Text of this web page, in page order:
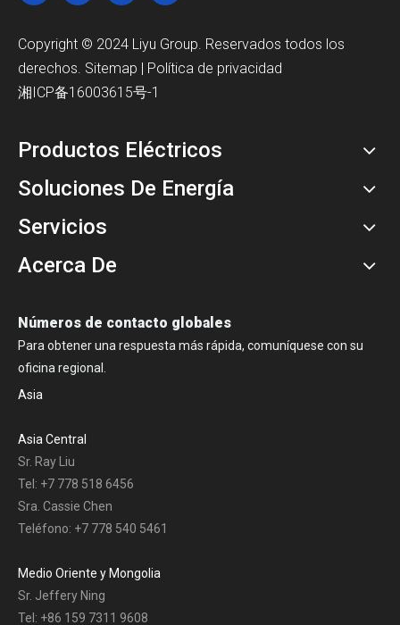
Copyright © 2024 Liyu Group. Reservados todos los
derechos. Sitemap | Política de privacidad
湘ICP备16003615号-1
Productos Eléctricos
Soluciones De Energía
Servicios
Acerca De
Números de contacto globales
Para obtener una respuesta más rápida, comuníquese con su
oficina regional.
Asia
Asia Central
Sr. Ray Liu
Tel: +7 778 518 6456
Sra. Cassie Chen
Teléfono: +7 778 540 5461
Medio Oriente y Mongolia
Sr. Jeffery Ning
Tel: +86 159 7311 9608